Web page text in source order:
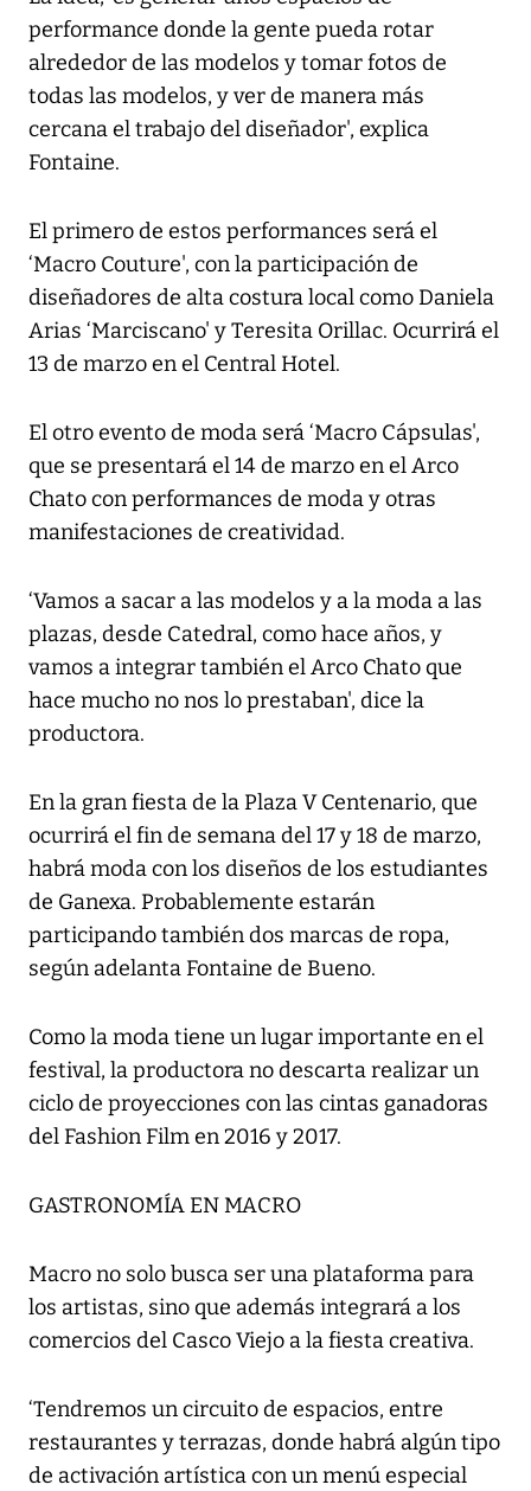
performance donde la gente pueda rotar
alrededor de las modelos y tomar fotos de
todas las modelos, y ver de manera más
cercana el trabajo del diseñador', explica
Fontaine.
El primero de estos performances será el
‘Macro Couture', con la participación de
diseñadores de alta costura local como Daniela
Arias ‘Marciscano' y Teresita Orillac. Ocurrirá el
13 de marzo en el Central Hotel.
El otro evento de moda será ‘Macro Cápsulas',
que se presentará el 14 de marzo en el Arco
Chato con performances de moda y otras
manifestaciones de creatividad.
‘Vamos a sacar a las modelos y a la moda a las
plazas, desde Catedral, como hace años, y
vamos a integrar también el Arco Chato que
hace mucho no nos lo prestaban', dice la
productora.
En la gran fiesta de la Plaza V Centenario, que
ocurrirá el fin de semana del 17 y 18 de marzo,
habrá moda con los diseños de los estudiantes
de Ganexa. Probablemente estarán
participando también dos marcas de ropa,
según adelanta Fontaine de Bueno.
Como la moda tiene un lugar importante en el
festival, la productora no descarta realizar un
ciclo de proyecciones con las cintas ganadoras
del Fashion Film en 2016 y 2017.
GASTRONOMÍA EN MACRO
Macro no solo busca ser una plataforma para
los artistas, sino que además integrará a los
comercios del Casco Viejo a la fiesta creativa.
‘Tendremos un circuito de espacios, entre
restaurantes y terrazas, donde habrá algún tipo
de activación artística con un menú especial